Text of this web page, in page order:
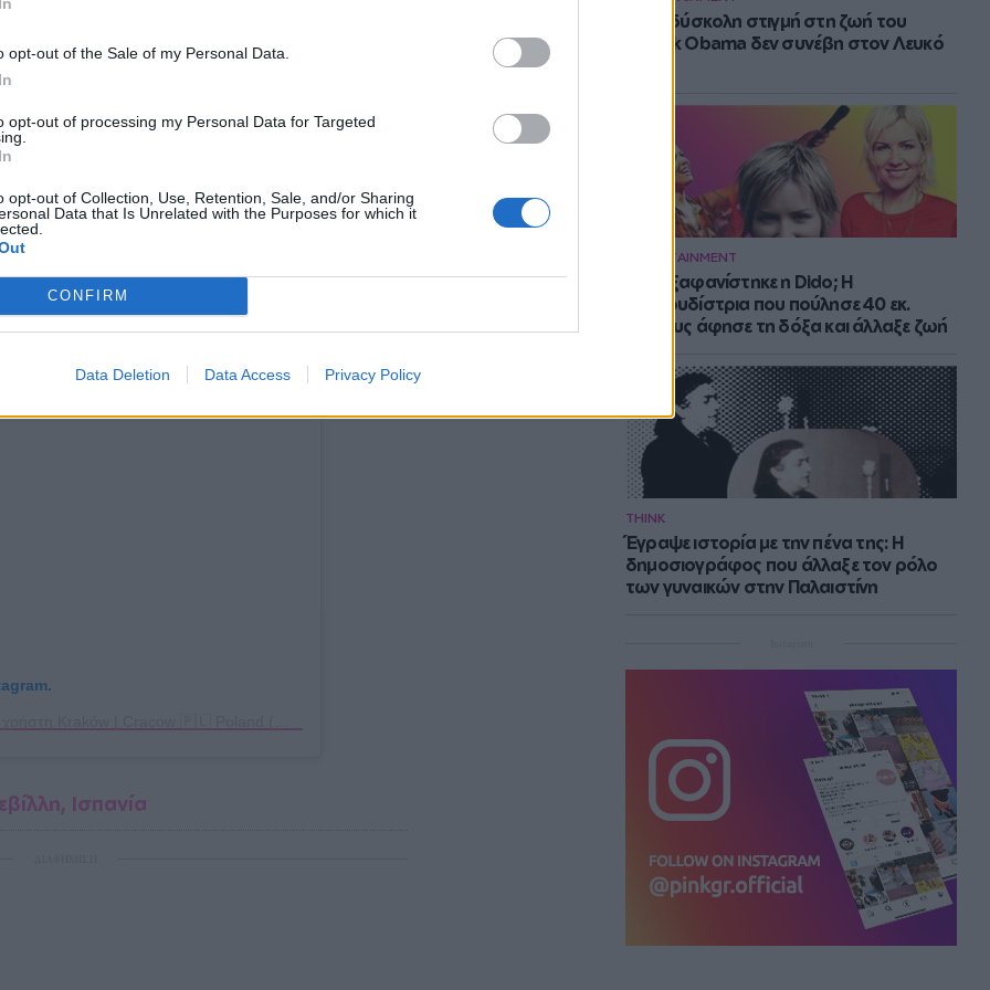
opt-out of the Sale of my Personal Data.
opt-out of processing my Personal Data for Targeted
opt-out of Collection, Use, Retention, Sale, and/or Sharing
Data that Is Unrelated with the Purposes for which it
CONFIRM
Data Deletion Data Access Privacy Policy
Η πιο δύσκολη στιγμή στη ζωή του
Barack Obama δεν συνέβη στον Λευκό
ENTERTAINMENT
Πού εξαφανίστηκε η Dido; Η
τραγουδίστρια που πούλησε 40 εκ.
δίσκους άφησε τη δόξα και άλλαξε ζωή
THINK
Έγραψε ιστορία με την πένα της: Η
δημοσιογράφος που άλλαξε τον ρόλο
των γυναικών στην Παλαιστίνη
στο Άουσβιτς είναι ένα απόλυτο must-
επίσης πολλά που πρέπει να
πόλη.
κτίρια, οι γραφικές πλατείες, οι
και τα κάστρα. Ανάλογα με το πόσες
μια καλή ιδέα είναι μια εκδρομή στο
είναι διάσημο για τα έργα τέχνης, που
Ισπανία